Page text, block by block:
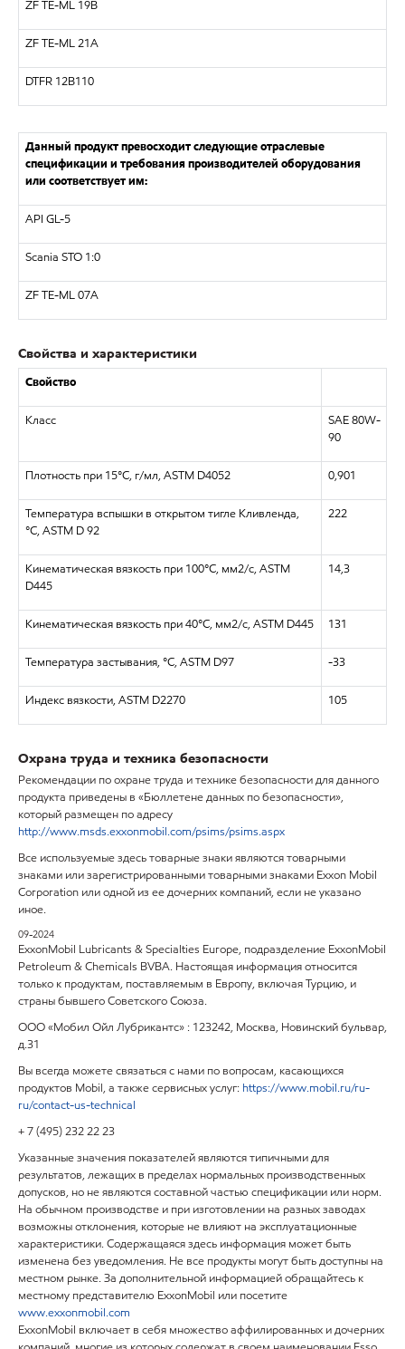
ZF TE-ML 19B
ZF TE-ML 21A
DTFR 12B110
Данный продукт превосходит следующие отраслевые
спецификации и требования производителей оборудования
или соответствует им:
API GL-5
Scania STO 1:0
ZF TE-ML 07A
Свойства и характеристики
Свойство
Класс
SAE 80W-
90
Плотность при 15°C, г/мл, ASTM D4052 0,901
Температура вспышки в открытом тигле Кливленда,
°C, ASTM D 92
222
Кинематическая вязкость при 100°C, мм2/с, ASTM
D445
14,3
Кинематическая вязкость при 40°C, мм2/с, ASTM D445 131
Температура застывания, °C, ASTM D97 -33
Индекс вязкости, ASTM D2270 105
Охрана труда и техника безопасности
Рекомендации по охране труда и технике безопасности для данного
продукта приведены в «Бюллетене данных по безопасности»,
который размещен по адресу
http://www.msds.exxonmobil.com/psims/psims.aspx
Все используемые здесь товарные знаки являются товарными
знаками или зарегистрированными товарными знаками Exxon Mobil
Corporation или одной из ее дочерних компаний, если не указано
иное.
09-2024
ExxonMobil Lubricants & Specialties Europe, подразделение ExxonMobil
Petroleum & Chemicals BVBA. Настоящая информация относится
только к продуктам, поставляемым в Европу, включая Турцию, и
страны бывшего Советского Союза.
ООО «Мобил Ойл Лубрикантс» : 123242, Москва, Новинский бульвар,
д.31
Вы всегда можете связаться с нами по вопросам, касающихся
продуктов Mobil, а также сервисных услуг: https://www.mobil.ru/ru-
ru/contact-us-technical
+ 7 (495) 232 22 23
Указанные значения показателей являются типичными для
результатов, лежащих в пределах нормальных производственных
допусков, но не являются составной частью спецификации или норм.
На обычном производстве и при изготовлении на разных заводах
возможны отклонения, которые не влияют на эксплуатационные
характеристики. Содержащаяся здесь информация может быть
изменена без уведомления. Не все продукты могут быть доступны на
местном рынке. За дополнительной информацией обращайтесь к
местному представителю ExxonMobil или посетите
www.exxonmobil.com
ExxonMobil включает в себя множество аффилированных и дочерних